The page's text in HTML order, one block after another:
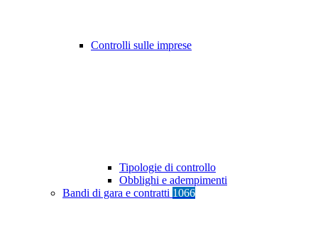
Controlli sulle imprese
Tipologie di controllo
Obblighi e adempimenti
Bandi di gara e contratti 1066